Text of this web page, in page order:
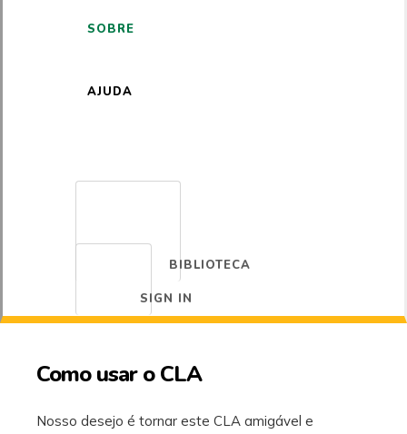
SOBRE
AJUDA
BIBLIOTECA
SIGN IN
Como usar o CLA
Nosso desejo é tornar este CLA amigável e